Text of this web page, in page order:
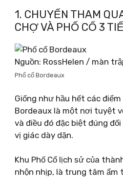
1. CHUYẾN THAM
CHỢ VÀ PHỐ CỔ 3
Nguồn: RossHelen / màn
Phố cổ Bordeaux
Giống như hầu hết các
Bordeaux là một nơi tuyệt
và điều đó đặc biệt đúng
vị giác dày dặn.
Khu Phố Cổ lịch sử của
nhộn nhịp, là trung tâm ẩm